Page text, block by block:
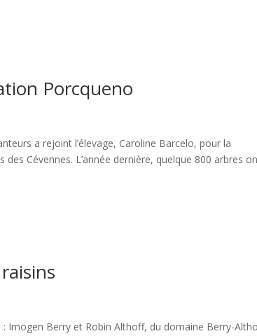
Porcqueno
a rejoint l’élevage, Caroline Barcelo, pour la
Cévennes. L’année dernière, quelque 800 arbres
Imogen Berry et Robin Althoff, du domaine Berry-